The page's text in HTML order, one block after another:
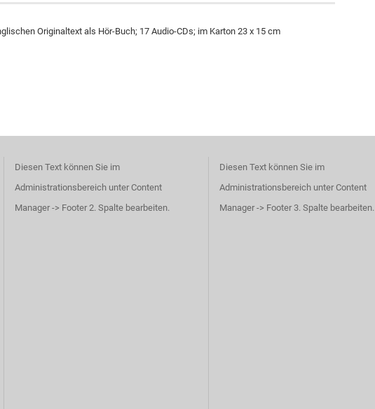
Originaltext als Hör-Buch; 17 Audio-CDs; im Karton 23 x 15 cm
Diesen Text können Sie im
Administrationsbereich unter Content
Manager -> Footer 2. Spalte bearbeiten.
Diesen Text können Sie im
Administrationsbereich unter Content
Manager -> Footer 3. Spalte bearbeiten.